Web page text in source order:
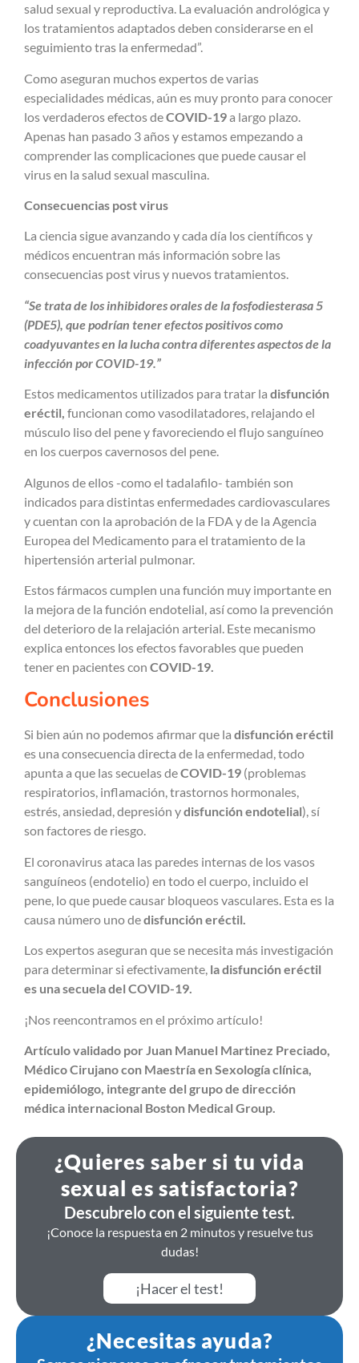
salud sexual y reproductiva. La evaluación andrológica y
los tratamientos adaptados deben considerarse en el
seguimiento tras la enfermedad”.
Como aseguran muchos expertos de varias
especialidades médicas, aún es muy pronto para conocer
los verdaderos efectos deCOVID-19a largo plazo.
Apenas han pasado 3 años y estamos empezando a
comprender las complicaciones que puede causar el
virus en la salud sexual masculina.
Consecuencias post virus
La ciencia sigue avanzando y cada día los científicos y
médicos encuentran más información sobre las
consecuencias post virus y nuevos tratamientos.
“Se trata de los inhibidores orales de la fosfodiesterasa 5
(PDE5), que podrían tener efectos positivos como
coadyuvantes en la lucha contra diferentes aspectos de la
infección por COVID-19.”
Estos medicamentos utilizados para tratar la disfunción
eréctil, funcionan como vasodilatadores, relajando el
músculo liso del pene y favoreciendo el flujo sanguíneo
en los cuerpos cavernosos del pene.
Algunos de ellos -como el tadalafilo- también son
indicados para distintas enfermedades cardiovasculares
y cuentan con la aprobación de la FDA y de la Agencia
Europea del Medicamento para el tratamiento de la
hipertensión arterial pulmonar.
Estos fármacos cumplen una función muy importante en
la mejora de la función endotelial, así como la prevención
del deterioro de la relajación arterial. Este mecanismo
explica entonces los efectos favorables que pueden
tener en pacientes con COVID-19.
Conclusiones
Si bien aún no podemos afirmar que la disfunción eréctil
es una consecuencia directa de la enfermedad, todo
apunta a que las secuelas deCOVID-19 (problemas
respiratorios, inflamación, trastornos hormonales,
estrés, ansiedad, depresión ydisfunción endotelial), sí
son factores de riesgo.
El coronavirus ataca las paredes internas de los vasos
sanguíneos (endotelio) en todo el cuerpo, incluido el
pene, lo que puede causar bloqueos vasculares. Esta es la
causa número uno dedisfunción eréctil.
Los expertos aseguran que se necesita más investigación
para determinar si efectivamente, la disfunción eréctil
es una secuela del COVID-19.
¡Nos reencontramos en el próximo artículo!
Artículo validado por Juan Manuel Martinez Preciado,
Médico Cirujano con Maestría en Sexología clínica,
epidemiólogo, integrante del grupo de dirección
médica internacional Boston Medical Group.
¿Quieres saber si tu vida
sexual es satisfactoria?
Descubrelo con el siguiente test.
¡Conoce la respuesta en 2 minutos y resuelve tus
dudas!
¡Hacer el test!
¿Necesitas ayuda?